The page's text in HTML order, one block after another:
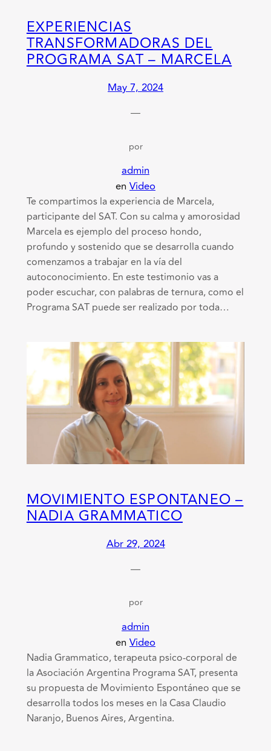
EXPERIENCIAS
TRANSFORMADORAS DEL
PROGRAMA SAT – MARCELA
May 7, 2024
—
por
admin
en Video
Te compartimos la experiencia de Marcela,
participante del SAT. Con su calma y amorosidad
Marcela es ejemplo del proceso hondo,
profundo y sostenido que se desarrolla cuando
comenzamos a trabajar en la vía del
autoconocimiento. En este testimonio vas a
poder escuchar, con palabras de ternura, como el
Programa SAT puede ser realizado por toda…
MOVIMIENTO ESPONTANEO –
NADIA GRAMMATICO
Abr 29, 2024
—
por
admin
en Video
Nadia Grammatico, terapeuta psico-corporal de
la Asociación Argentina Programa SAT, presenta
su propuesta de Movimiento Espontáneo que se
desarrolla todos los meses en la Casa Claudio
Naranjo, Buenos Aires, Argentina.